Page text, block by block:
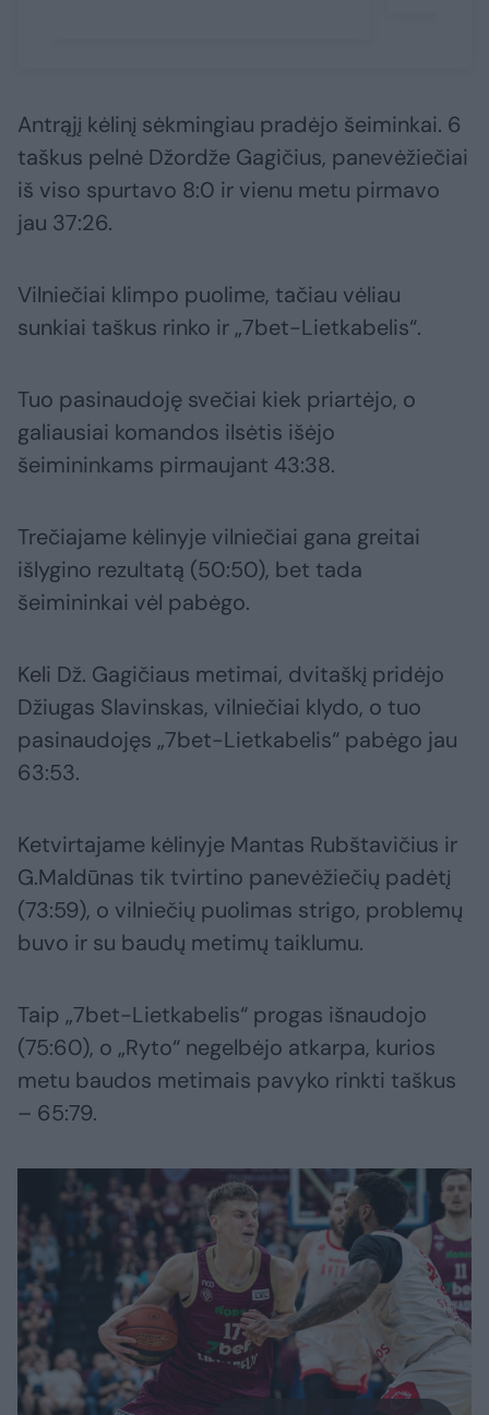
Antrąjį kėlinį sėkmingiau pradėjo šeiminkai. 6
taškus pelnė Džordže Gagičius, panevėžiečiai
iš viso spurtavo 8:0 ir vienu metu pirmavo
jau 37:26.
Vilniečiai klimpo puolime, tačiau vėliau
sunkiai taškus rinko ir „7bet-Lietkabelis“.
Tuo pasinaudoję svečiai kiek priartėjo, o
galiausiai komandos ilsėtis išėjo
šeimininkams pirmaujant 43:38.
Trečiajame kėlinyje vilniečiai gana greitai
išlygino rezultatą (50:50), bet tada
šeimininkai vėl pabėgo.
Keli Dž. Gagičiaus metimai, dvitaškį pridėjo
Džiugas Slavinskas, vilniečiai klydo, o tuo
pasinaudojęs „7bet-Lietkabelis“ pabėgo jau
63:53.
Ketvirtajame kėlinyje Mantas Rubštavičius ir
G.Maldūnas tik tvirtino panevėžiečių padėtį
(73:59), o vilniečių puolimas strigo, problemų
buvo ir su baudų metimų taiklumu.
Taip „7bet-Lietkabelis“ progas išnaudojo
(75:60), o „Ryto“ negelbėjo atkarpa, kurios
metu baudos metimais pavyko rinkti taškus
– 65:79.